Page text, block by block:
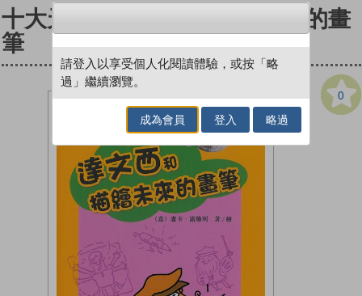
十大天才──達文西和描繪未來的畫
筆
0
請登入以享受個人化閱讀體驗，或按「略
過」繼續瀏覽。
成為會員 登入 略過